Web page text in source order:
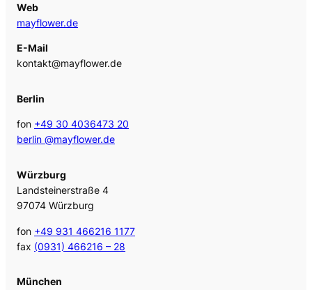
Web
mayflower.de
E-Mail
kontakt@mayflower.de
Berlin
fon +49 30 4036473 20
berlin @mayflower.de
Würzburg
Landsteinerstraße 4
97074 Würzburg
fon +49 931 466216 1177
fax (0931) 466216 – 28
München